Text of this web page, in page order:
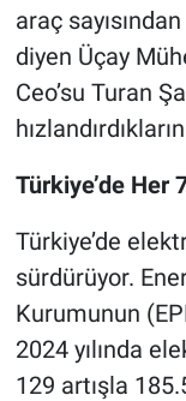
araç
diyen Üçay
Ceo’su Turan
Türkiye’de Her
Türkiye’de
sürdürüyor.
Kurumunun
2024 yılında
129 artışla